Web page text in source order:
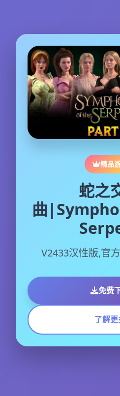
精品
蛇之
曲
V2433汉性版,官
免费
了解